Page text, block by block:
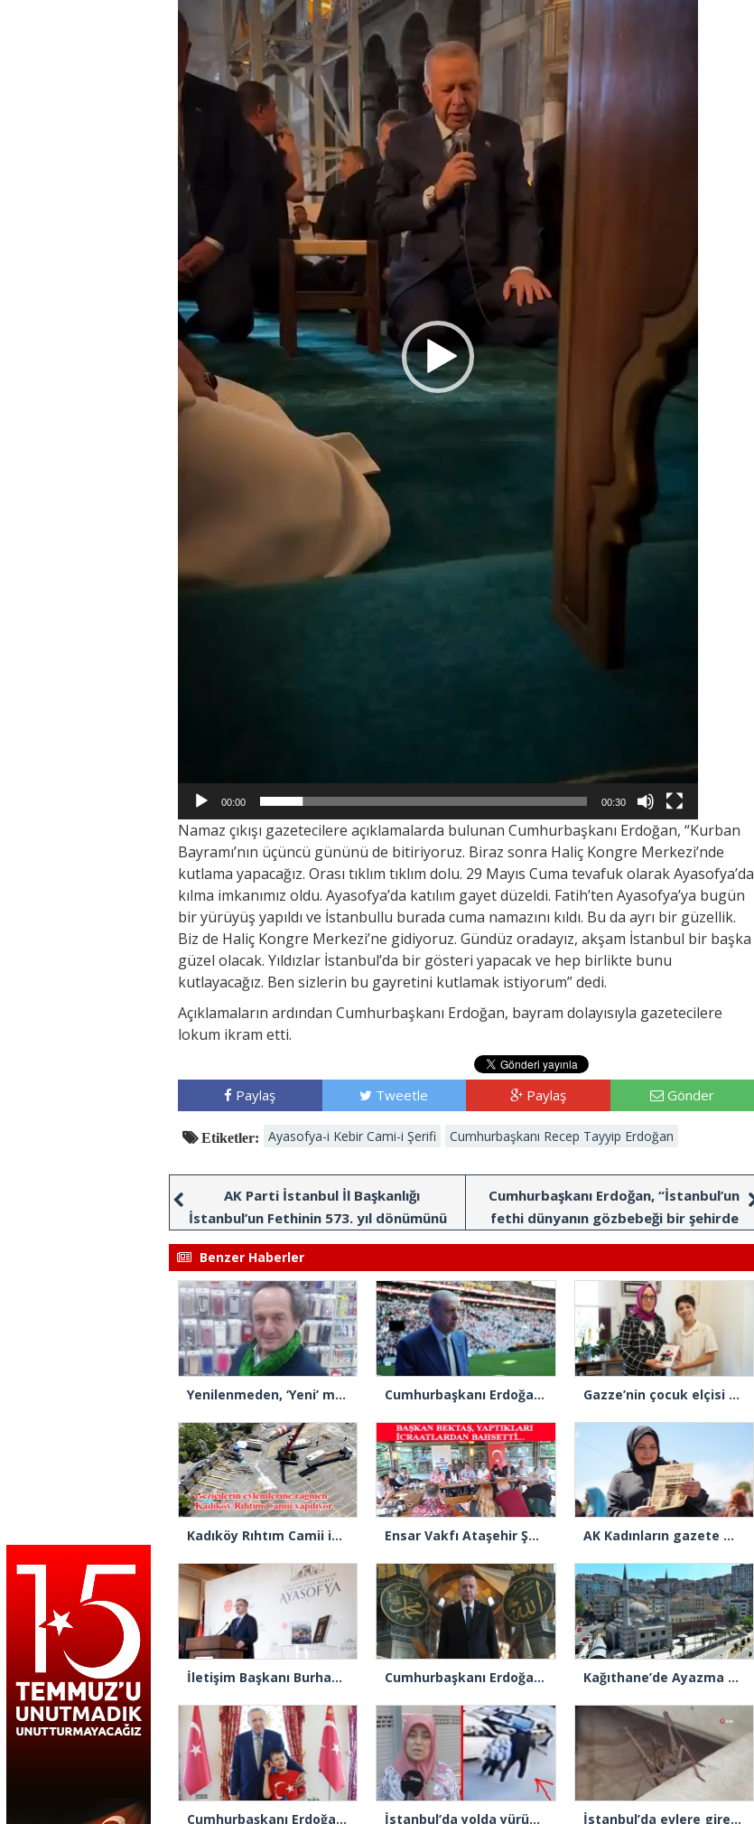
00:00 00:30
Namaz çıkışı gazetecilere açıklamalarda bulunan Cumhurbaşkanı Erdoğan, “Kurban
Bayramı’nın üçüncü gününü de bitiriyoruz. Biraz sonra Haliç Kongre Merkezi’nde
kutlama yapacağız. Orası tıklım tıklım dolu. 29 Mayıs Cuma tevafuk olarak Ayasofya’da
kılma imkanımız oldu. Ayasofya’da katılım gayet düzeldi. Fatih’ten Ayasofya’ya bugün
bir yürüyüş yapıldı ve İstanbullu burada cuma namazını kıldı. Bu da ayrı bir güzellik.
Biz de Haliç Kongre Merkezi’ne gidiyoruz. Gündüz oradayız, akşam İstanbul bir başka
güzel olacak. Yıldızlar İstanbul’da bir gösteri yapacak ve hep birlikte bunu
kutlayacağız. Ben sizlerin bu gayretini kutlamak istiyorum” dedi.
Açıklamaların ardından Cumhurbaşkanı Erdoğan, bayram dolayısıyla gazetecilere
lokum ikram etti.
Paylaş Tweetle Paylaş Gönder
Etiketler: Ayasofya-i Kebir Cami-i Şerifi Cumhurbaşkanı Recep Tayyip Erdoğan
AK Parti İstanbul İl Başkanlığı
İstanbul’un Fethinin 573. yıl dönümünü
kutladı
Cumhurbaşkanı Erdoğan, “İstanbul’un
fethi dünyanın gözbebeği bir şehirde
karanlığın aydınlığa tebdilidir”
Benzer Haberler
Yenilenmeden, ‘Yeni’ mümkün mü? Cumhurbaşkanı Erdoğan: “Gençlerimizin en iyi şekilde yetişmeniz için tüm gücümüzle çalışıyoruz” Gazze’nin çocuk elçisi Ramadan Abu Jazar, AK Parti İstanbul İl Başkanlığını ziyaret etti
Kadıköy Rıhtım Camii için ilk kazık vuruldu Ensar Vakfı Ataşehir Şube Başkanı Bektaş, “Bizde yardım kelimesi yok, bizde paylaşmak ve hediyeleşmek var” AK Kadınların gazete manşeti: “Müjdeler olsun, Ayasofya açıldı”
İletişim Başkanı Burhanettin Duran: “Ayasofya’nın ibadete açılması adeta bir Kızılelma’ydı” Cumhurbaşkanı Erdoğan: “Ayasofya’nın dirilişi mübarek olsun” Kağıthane’de Ayazma Camii ve Külliyesi açılış için gün sayıyor
Cumhurbaşkanı Erdoğan “Cake Not Hate” kampanyasıyla tanınan Joshua Harris’i kabul etti İstanbul’da yolda yürüyen kadının ensesine vurup kaçtı İstanbul’da evlere giren dev çekirgeler paniğe neden oldu